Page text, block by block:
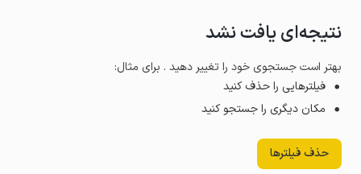
نتیجه‌ای یافت نشد
بهتر است جستجوی خود را تغییر دهید . برای مثال:
فیلترهایی را حذف کنید
مکان دیگری را جستجو کنید
حذف فیلترها